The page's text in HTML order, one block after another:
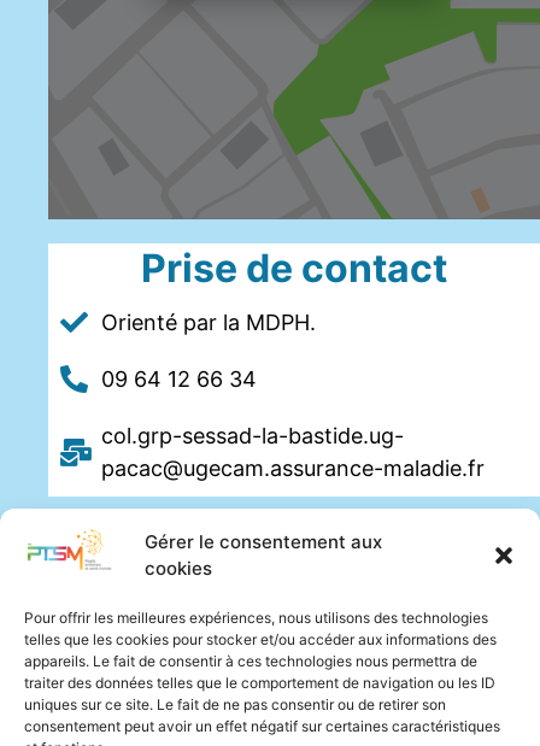
Gérer le consentement aux
cookies
Pour offrir les meilleures expériences, nous utilisons des technologies
telles que les cookies pour stocker et/ou accéder aux informations des
appareils. Le fait de consentir à ces technologies nous permettra de
traiter des données telles que le comportement de navigation ou les ID
uniques sur ce site. Le fait de ne pas consentir ou de retirer son
consentement peut avoir un effet négatif sur certaines caractéristiques
Prise de contact
Orienté par la MDPH.
09 64 12 66 34
col.grp-sessad-la-bastide.ug-
pacac@ugecam.assurance-maladie.fr